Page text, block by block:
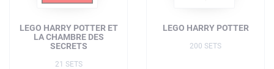
LEGO HARRY POTTER ET
LA CHAMBRE DES
SECRETS
21 SETS
LEGO HARRY POTTER
200 SETS